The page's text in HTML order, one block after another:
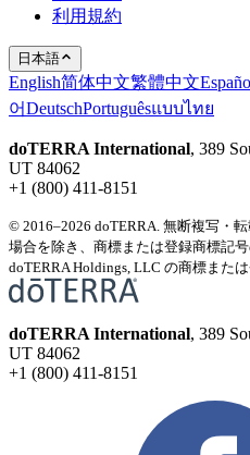
利用規約
日本語
English简体中文繁體中文
어DeutschPortuguêsแบบไทย
doTERRA International, 389
UT 84062
+1 (800) 411-8151
© 2016–2026 doTERRA. 無断複写・
場合を除き、商標または登録商標記
doTERRA Holdings, LLC の商標または
doTERRA International, 389
UT 84062
+1 (800) 411-8151